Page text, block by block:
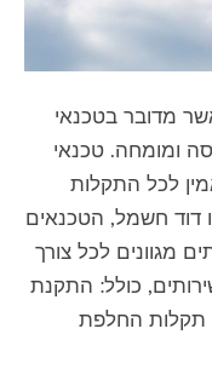
מדובר בטכנאי
ומומחה. טכנאי
לכל התקלות
דוד חשמל, הטכנאים
מגוונים לכל צורך
כולל: התקנת
תקלות החלפת